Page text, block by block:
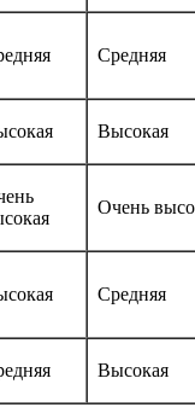
Средняя
Высокая
Очень
Средняя
Высокая